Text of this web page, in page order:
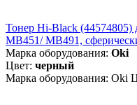
Тонер Hi-Black
MB451/ MB491,
Марка оборудования: Oki
Цвет: черный
Марка оборудования: Oki